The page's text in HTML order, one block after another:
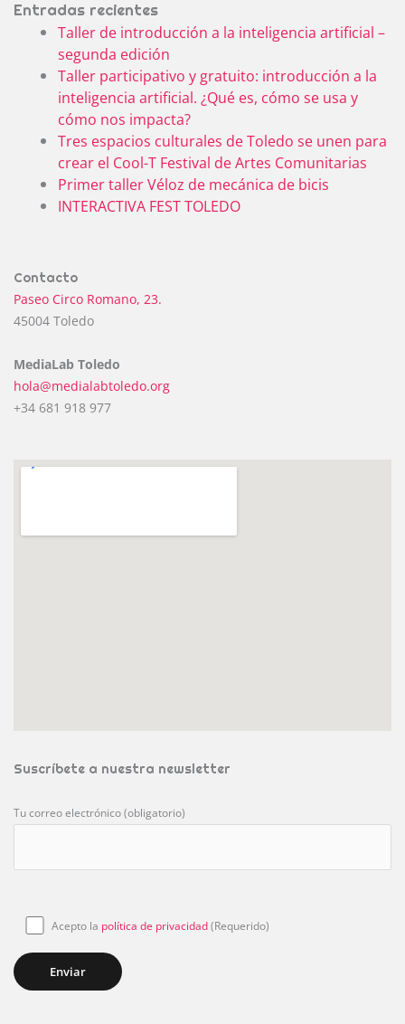
Entradas recientes
Taller de introducción a la inteligencia artificial –
segunda edición
Taller participativo y gratuito: introducción a la
inteligencia artificial. ¿Qué es, cómo se usa y
cómo nos impacta?
Tres espacios culturales de Toledo se unen para
crear el Cool-T Festival de Artes Comunitarias
Primer taller Véloz de mecánica de bicis
INTERACTIVA FEST TOLEDO
Contacto
Paseo Circo Romano, 23.
45004 Toledo
MediaLab Toledo
hola@medialabtoledo.org
+34 681 918 977
Suscríbete a nuestra newsletter
Tu correo electrónico (obligatorio)
Acepto la política de privacidad(Requerido)